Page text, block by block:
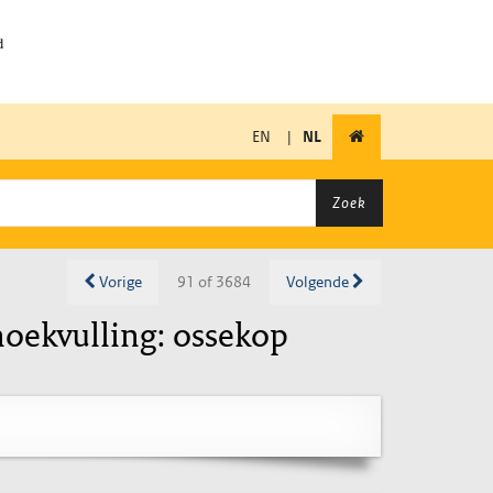
EN | NL
Zoek
Vorige 91 of 3684 Volgende
ossekop